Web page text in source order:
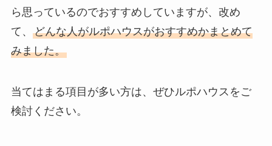
ら思っているのでおすすめしていますが、改め
て、 どんな人がルポハウスがおすすめかまとめて
みました。
当てはまる項目が多い方は、ぜひルポハウスをご
検討ください。